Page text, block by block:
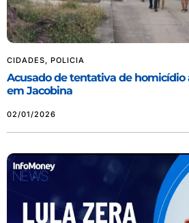
CIDADES, POLICIA
Acusado de tentativa de homicídio
em Jacobina
02/01/2026